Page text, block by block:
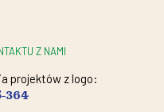
Z NAMI
projektów z logo:
364